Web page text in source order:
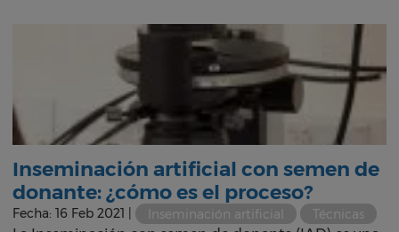
Inseminación artificial con semen de
donante: ¿cómo es el proceso?
Fecha: 16 Feb 2021 | Inseminación artificial Técnicas